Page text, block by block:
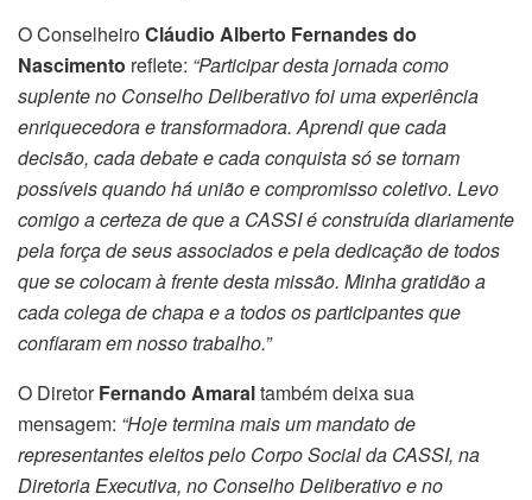
O ConselheiroCláudio Alberto Fernandes do
Nascimento reflete: “Participar desta jornada como
suplente no Conselho Deliberativo foi uma experiência
enriquecedora e transformadora. Aprendi que cada
decisão, cada debate e cada conquista só se tornam
possíveis quando há união e compromisso coletivo. Levo
comigo a certeza de que a CASSI é construída diariamente
pela força de seus associados e pela dedicação de todos
que se colocam à frente desta missão. Minha gratidão a
cada colega de chapa e a todos os participantes que
confiaram em nosso trabalho.”
O DiretorFernando Amaraltambém deixa sua
mensagem: “Hoje termina mais um mandato de
representantes eleitos pelo Corpo Social da CASSI, na
Diretoria Executiva, no Conselho Deliberativo e no